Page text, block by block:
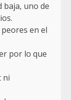
baja, uno de
en el
por lo que
ni